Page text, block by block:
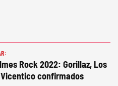
Rock 2022: Gorillaz, Los
confirmados